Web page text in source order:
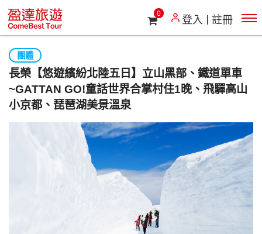
0 登入 註冊
團體
長榮【悠遊繽紛北陸五日】立山黑部、鐵道單車
~GATTAN GO!童話世界合掌村住1晚、飛驒高山
小京都、琵琶湖美景溫泉